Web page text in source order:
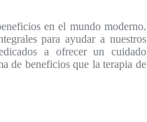
en el mundo moderno.
para ayudar a nuestros
a ofrecer un cuidado
de beneficios que la terapia de